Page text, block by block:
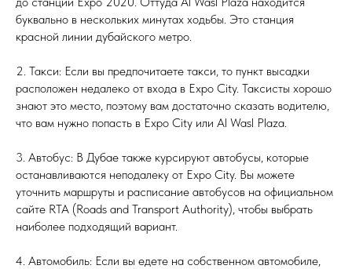
буквально в нескольких минутах ходьбы. Это станция
красной линии дубайского метро.
2. Такси: Если вы предпочитаете такси, то пункт высадки
расположен недалеко от входа в Expo City. Таксисты хорошо
знают это место, поэтому вам достаточно сказать водителю,
что вам нужно попасть в Expo City или Al Wasl Plaza.
3. Автобус: В Дубае также курсируют автобусы, которые
останавливаются неподалеку от Expo City. Вы можете
уточнить маршруты и расписание автобусов на официальном
сайте RTA (Roads and Transport Authority), чтобы выбрать
наиболее подходящий вариант.
4. Автомобиль: Если вы едете на собственном автомобиле,